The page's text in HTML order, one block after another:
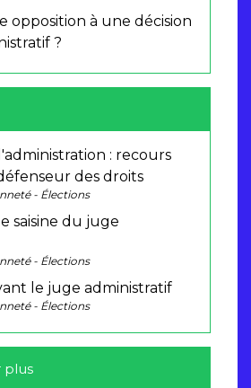
opposition à une décision
?
: recours
des droits
- Élections
saisine du juge
- Élections
le juge administratif
- Élections
plus